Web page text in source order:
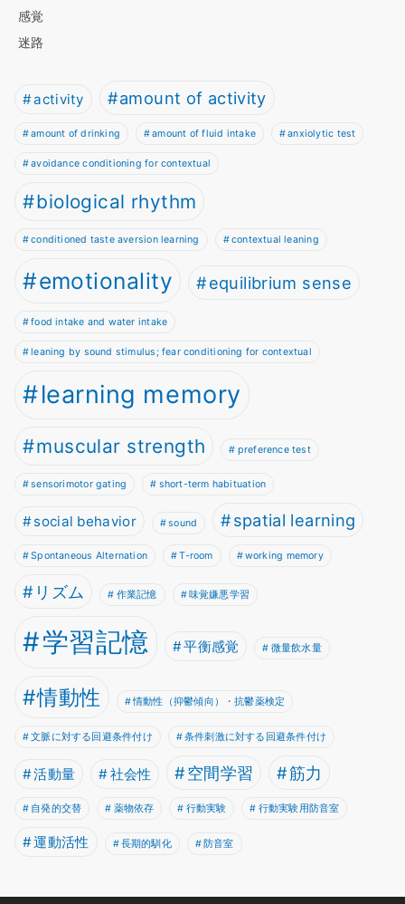
感覚
迷路
activity amount of activity
amount of drinking amount of fluid intake anxiolytic test
avoidance conditioning for contextual
biological rhythm
conditioned taste aversion learning contextual leaning
emotionality equilibrium sense
food intake and water intake
leaning by sound stimulus; fear conditioning for contextual
learning memory
muscular strength preference test
sensorimotor gating short-term habituation
social behavior sound spatial learning
Spontaneous Alternation T-room working memory
リズム 作業記憶 味覚嫌悪学習
学習記憶 平衡感覚 微量飲水量
情動性 情動性（抑鬱傾向）・抗鬱薬検定
文脈に対する回避条件付け 条件刺激に対する回避条件付け
活動量 社会性 空間学習 筋力
自発的交替 薬物依存 行動実験 行動実験用防音室
運動活性 長期的馴化 防音室